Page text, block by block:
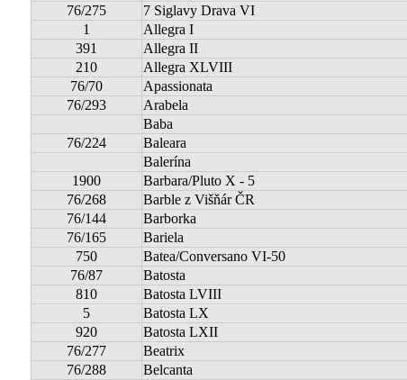
76/275
7 Siglavy Drava VI
1
Allegra I
391
Allegra II
210
Allegra XLVIII
76/70
Apassionata
76/293
Arabela
Baba
76/224
Baleara
Balerína
1900
Barbara/Pluto X - 5
76/268
Barble z Višňár ČR
76/144
Barborka
76/165
Bariela
750
Batea/Conversano VI-50
76/87
Batosta
810
Batosta LVIII
5
Batosta LX
920
Batosta LXII
76/277
Beatrix
76/288
Belcanta